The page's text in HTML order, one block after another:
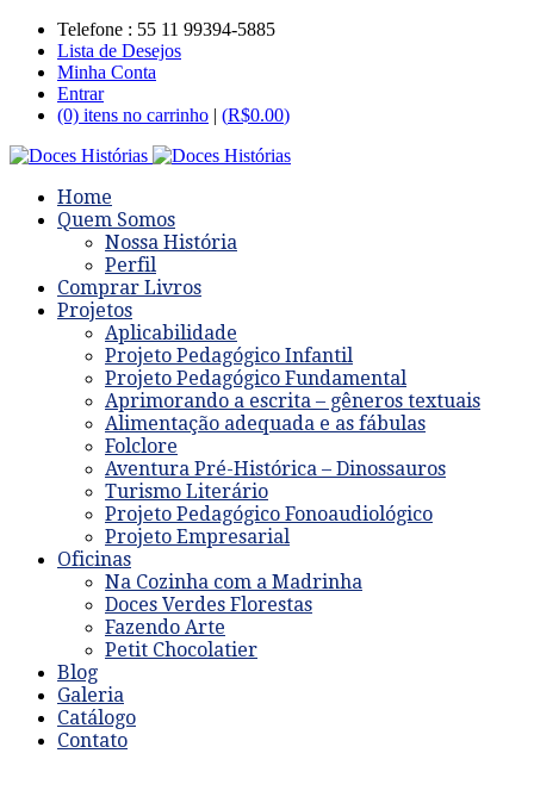
Telefone : 55 11 99394-5885
Lista de Desejos
Minha Conta
Entrar
(0) itens no carrinho | (R$0.00)
Home
Quem Somos
Nossa História
Perfil
Comprar Livros
Projetos
Aplicabilidade
Projeto Pedagógico Infantil
Projeto Pedagógico Fundamental
Aprimorando a escrita – gêneros textuais
Alimentação adequada e as fábulas
Folclore
Aventura Pré-Histórica – Dinossauros
Turismo Literário
Projeto Pedagógico Fonoaudiológico
Projeto Empresarial
Oficinas
Na Cozinha com a Madrinha
Doces Verdes Florestas
Fazendo Arte
Petit Chocolatier
Blog
Galeria
Catálogo
Contato